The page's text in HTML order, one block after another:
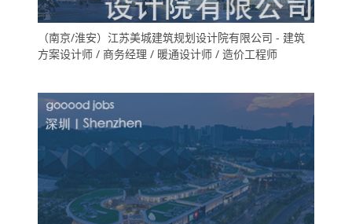
（南京/淮安）江苏美城建筑规划设计院有限公司 - 建筑
方案设计师 / 商务经理 / 暖通设计师 / 造价工程师